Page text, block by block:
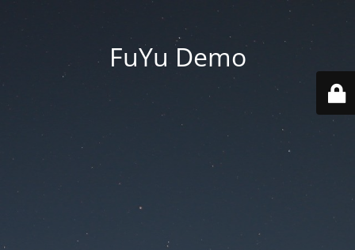
FuYu Demo